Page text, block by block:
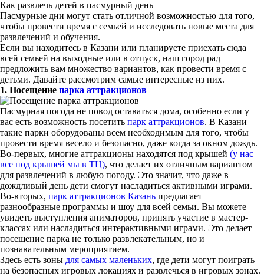
Как развлечь детей в пасмурный день
Пасмурные дни могут стать отличной возможностью для того,
чтобы провести время с семьей и исследовать новые места для
развлечений и обучения.
Если вы находитесь в Казани или планируете приехать сюда
всей семьей на выходные или в отпуск, наш город рад
предложить вам множество вариантов, как провести время с
детьми. Давайте рассмотрим самые интересные из них.
1. Посещение парка аттракционов
Пасмурная погода не повод оставаться дома, особенно если у
вас есть возможность посетить парк аттракционов. В Казани
такие парки оборудованы всем необходимым для того, чтобы
провести время весело и безопасно, даже когда за окном дождь.
Во-первых, многие аттракционы находятся под крышей (у нас
все под крышей мы в ТЦ), что делает их отличным вариантом
для развлечений в любую погоду. Это значит, что даже в
дождливый день дети смогут насладиться активными играми.
Во-вторых, парк аттракционов Казань предлагает
разнообразные программы и шоу для всей семьи. Вы можете
увидеть выступления аниматоров, принять участие в мастер-
классах или насладиться интерактивными играми. Это делает
посещение парка не только развлекательным, но и
познавательным мероприятием.
Здесь есть зоны для самых маленьких, где дети могут поиграть
на безопасных игровых локациях и развлечься в игровых зонах.